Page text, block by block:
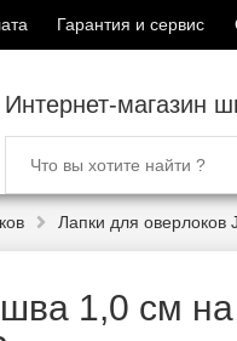
Гарантия и сервис
Интернет-магазин
Лапки для оверлоков
1,0 см на